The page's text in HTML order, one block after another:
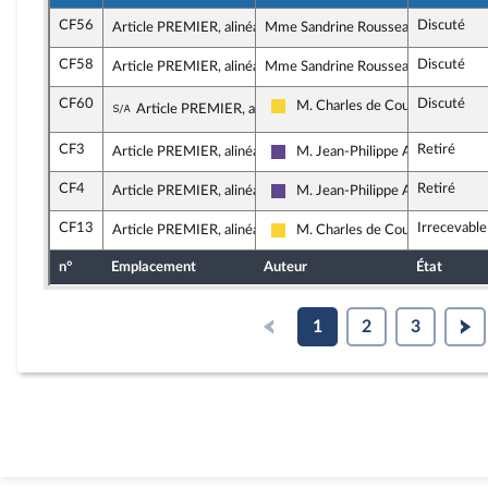
CF56 Article PREMIER, alinéa 3Mme Sandrine Rousseau,Discuté
CF58 Article PREMIER, alinéa 3Mme Sandrine Rousseau,Discuté
CF60 Sous-amendement de l'amendement n°CF58
Article PREMIER, alinéa 3Libertés, Indépendants, Outre-
M. Charles de CoursonDiscuté
CF3 Article PREMIER, alinéa 4
Renaissance
M. Jean-Philippe Ardouin
Retiré
CF4 Article PREMIER, alinéa 4
Renaissance
M. Jean-Philippe Ardouin
Retiré
CF13 Article PREMIER, alinéa 4
Libertés, Indépendants, Outre-
M. Charles de Courson
n° Emplacement Auteur État
1 2 3